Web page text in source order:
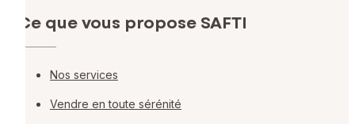
Ce que vous propose SAFTI
Nos services
Vendre en toute sérénité